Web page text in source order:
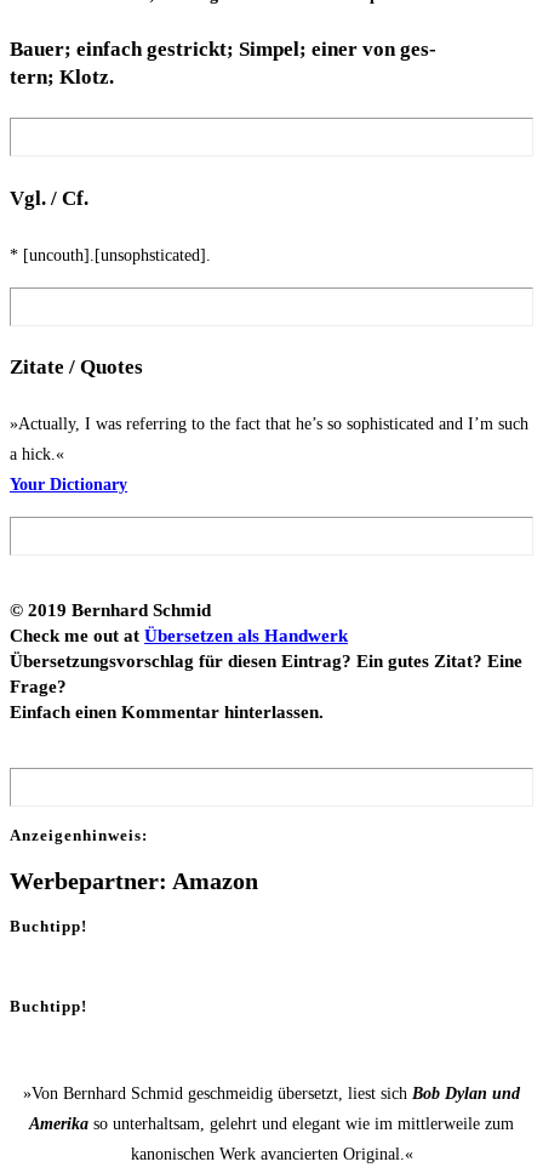
Bau­er; ein­fach gestrickt; Sim­pel; einer von ges­
tern; Klotz.
Vgl. / Cf.
* [uncouth].[unsophsticated].
Zita­te / Quotes
»Actual­ly, I was refer­ring to the fact that he’s so sophisti­ca­ted and I’m such
a hick.«
Your Dic­tion­a­ry
© 2019 Bern­hard Schmid
Check me out at Über­set­zen als Hand­werk
Über­set­zungs­vor­schlag für die­sen Ein­trag? Ein gutes Zitat? Eine
Fra­ge?
Ein­fach einen Kom­men­tar hinterlassen.
Anzei­gen­hin­weis:
Werbepartner: Amazon
Buchtipp!
Buchtipp!
»Von Bernhard Schmid geschmeidig übersetzt, liest sich Bob Dylan und
Amerika so unterhaltsam, gelehrt und elegant wie im mittlerweile zum
kanonischen Werk avancierten Original.«